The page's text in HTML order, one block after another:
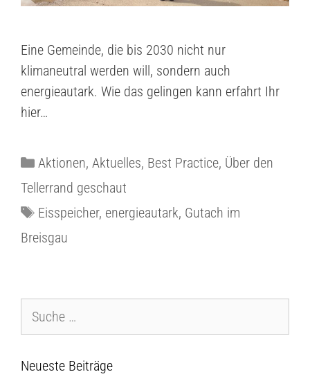
Eine Gemeinde, die bis 2030 nicht nur
klimaneutral werden will, sondern auch
energieautark. Wie das gelingen kann erfahrt Ihr
hier…
Aktionen, Aktuelles, Best Practice, Über den
Tellerrand geschaut
Eisspeicher, energieautark, Gutach im
Breisgau
Neueste Beiträge